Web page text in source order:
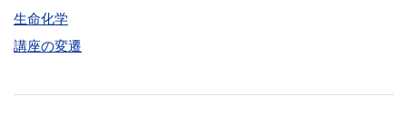
生命化学
講座の変遷